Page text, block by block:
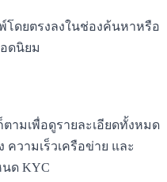
ดยตรงลงในช่องค้นหาหรือ
ดนิยม
ามเพื่อดูรายละเอียดทั้งหมด
วามเร็วเครือข่าย และ
ด KYC